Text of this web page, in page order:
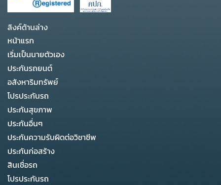
ลิงค์ด้านล่าง
หน้าแรก
เริ่มเป็นนายตัวเอง
ประกันรถยนต์
อสังหาริมทรัพย์
โปรประกันรถ
ประกันสุขภาพ
ประกันอื่นๆ
ประกันความรับผิดต่อวิชาชีพ
ประกันก่อสร้าง
สินเชื่อรถ
โปรประกันรถ